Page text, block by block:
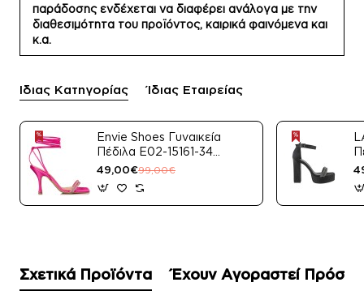
παράδοσης ενδέχεται να διαφέρει ανάλογα με την
διαθεσιμότητα του προϊόντος, καιρικά φαινόμενα και
κ.α.
Ίδιας Κατηγορίας Ίδιας Εταιρείας
Envie Shoes Γυναικεία
Πέδιλα E02-15161-34
Μαύρο Satin
49,00€99,00€
Σχετικά Προϊόντα Έχουν Αγοραστεί